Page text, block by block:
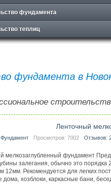
фундамента
теплиц
фундамента в
Ленточный
Фундамент Просмотров: 7002 Отзывов:
мелкозаглубленный фундамент
залегания, обычно это
12мм. Рекомендуется для легких
дома, хозблоки, каркасные бани,